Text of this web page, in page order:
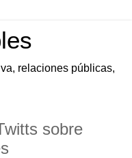
relaciones públicas,
sobre